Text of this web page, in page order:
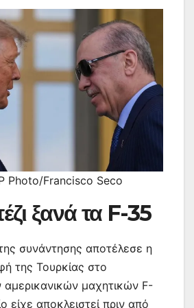
Photo/Francisco Seco
ξανά τα F-35
συνάντησης αποτέλεσε η
της Τουρκίας στο
μαχητικών F-
είχε αποκλειστεί πριν από